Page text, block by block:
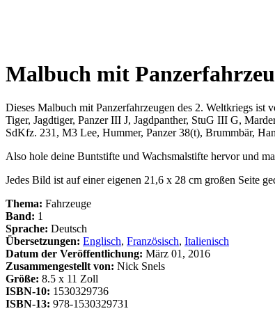
Malbuch mit
Dieses Malbuch mit Panzerfahrzeugen des 2. Weltkriegs
Tiger, Jagdtiger, Panzer III J, Jagdpanther, StuG III G,
SdKfz. 231, M3 Lee, Hummer, Panzer 38(t), Brummbär,
Also hole deine Buntstifte und Wachsmalstifte hervor und
Jedes Bild ist auf einer eigenen 21,6 x 28 cm großen Seite
Thema: Fahrzeuge
Band: 1
Sprache: Deutsch
Übersetzungen: Englisch, Französisch, Italienisch
Datum der Veröffentlichung: März 01, 2016
Zusammengestellt von: Nick Snels
Größe: 8.5 x 11 Zoll
ISBN-10: 1530329736
ISBN-13: 978-1530329731